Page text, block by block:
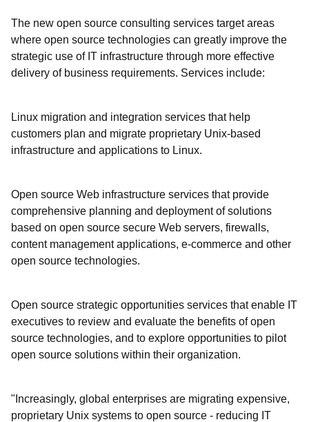
The new open source consulting services target areas
where open source technologies can greatly improve the
strategic use of IT infrastructure through more effective
delivery of business requirements. Services include:
Linux migration and integration services that help
customers plan and migrate proprietary Unix-based
infrastructure and applications to Linux.
Open source Web infrastructure services that provide
comprehensive planning and deployment of solutions
based on open source secure Web servers, firewalls,
content management applications, e-commerce and other
open source technologies.
Open source strategic opportunities services that enable IT
executives to review and evaluate the benefits of open
source technologies, and to explore opportunities to pilot
open source solutions within their organization.
"Increasingly, global enterprises are migrating expensive,
proprietary Unix systems to open source - reducing IT